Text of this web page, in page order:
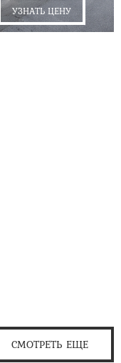
УЗНАТЬ ЦЕНУ
СМОТРЕТЬ ЕЩЕ